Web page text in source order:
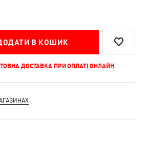
В КОШИК
ДОСТАВКА ПРИ ОПЛАТІ ОНЛАЙН